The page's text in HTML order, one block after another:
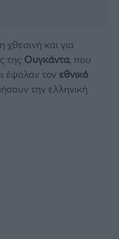
χθεσινή και για
της Ουγκάντα, που
έψαλαν τον εθνικό
την ελληνική